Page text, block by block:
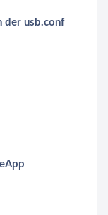
der usb.conf